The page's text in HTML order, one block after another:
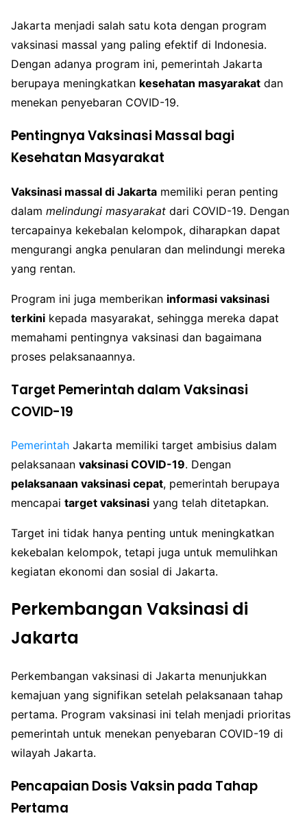
Jakarta menjadi salah satu kota dengan program
vaksinasi massal yang paling efektif di Indonesia.
Dengan adanya program ini, pemerintah Jakarta
berupaya meningkatkan kesehatan masyarakat dan
menekan penyebaran COVID-19.
Pentingnya Vaksinasi Massal bagi
Kesehatan Masyarakat
Vaksinasi massal di Jakarta memiliki peran penting
dalam melindungi masyarakat dari COVID-19. Dengan
tercapainya kekebalan kelompok, diharapkan dapat
mengurangi angka penularan dan melindungi mereka
yang rentan.
Program ini juga memberikan informasi vaksinasi
terkini kepada masyarakat, sehingga mereka dapat
memahami pentingnya vaksinasi dan bagaimana
proses pelaksanaannya.
Target Pemerintah dalam Vaksinasi
COVID-19
Pemerintah Jakarta memiliki target ambisius dalam
pelaksanaan vaksinasi COVID-19. Dengan
pelaksanaan vaksinasi cepat, pemerintah berupaya
mencapai target vaksinasi yang telah ditetapkan.
Target ini tidak hanya penting untuk meningkatkan
kekebalan kelompok, tetapi juga untuk memulihkan
kegiatan ekonomi dan sosial di Jakarta.
Perkembangan Vaksinasi di
Jakarta
Perkembangan vaksinasi di Jakarta menunjukkan
kemajuan yang signifikan setelah pelaksanaan tahap
pertama. Program vaksinasi ini telah menjadi prioritas
pemerintah untuk menekan penyebaran COVID-19 di
wilayah Jakarta.
Pencapaian Dosis Vaksin pada Tahap
Pertama